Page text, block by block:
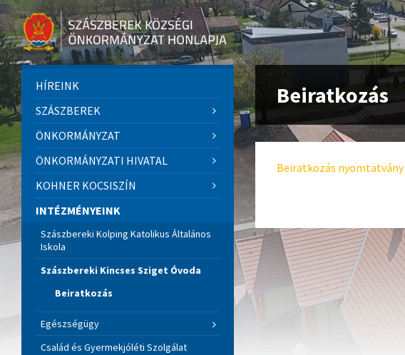
Beiratkozás
Beiratkozás nyomtatvány
HÍREINK
SZÁSZBEREK
ÖNKORMÁNYZAT
ÖNKORMÁNYZATI HIVATAL
KOHNER KOCSISZÍN
INTÉZMÉNYEINK
Szászbereki Kolping Katolikus Általános
Iskola
Szászbereki Kincses Sziget Óvoda
Beiratkozás
Egészségügy
Család és Gyermekjóléti Szolgálat